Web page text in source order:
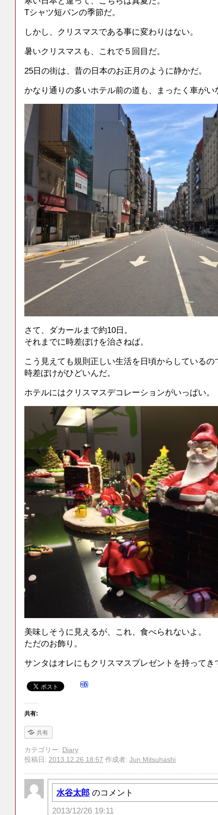
Tシャツ短パンの季節だ。
しかし、クリスマスである事に変わりはない。
暑いクリスマスも、これで５回目だ。
25日の街は、昔の日本のお正月のように静かだ。
かなり通りの多いホテル前の道も、まったく車がい
さて、ダカールまで約10日。
それまでに時差ぼけを治さねば。
こう見えても規則正しい生活を日頃からしているの
時差ぼけがひどいんだ。
ホテルにはクリスマスデコレーションがいっぱい。
美味しそうに見えるが、これ、食べられないよ。
ただのお飾り。
サンタはオレにもクリスマスプレゼントを持って
共有:
共有
カテゴリー: Diary
投稿日: 2013.12.26 18:57 作成者: Jun Mitsuhashi
水谷太郎 のコメント
2013/12/26 19:11